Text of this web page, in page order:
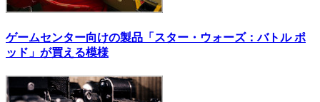
ゲームセンター向けの製品「スター・ウォーズ：バトル ポ
ッド」が買える模様